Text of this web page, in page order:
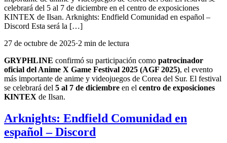
celebrará del 5 al 7 de diciembre en el centro de exposiciones
KINTEX de Ilsan. Arknights: Endfield Comunidad en español –
Discord Esta será la […]
27 de octubre de 2025·2 min de lectura
GRYPHLINE confirmó su participación como patrocinador
oficial del Anime X Game Festival 2025 (AGF 2025), el evento
más importante de anime y videojuegos de Corea del Sur. El festival
se celebrará del 5 al 7 de diciembre en el centro de exposiciones
KINTEX de Ilsan.
Arknights: Endfield Comunidad en
español – Discord